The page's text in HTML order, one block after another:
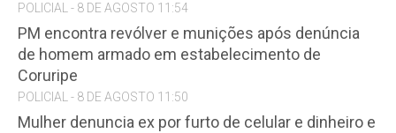
POLICIAL - 8 DE AGOSTO 11:54
PM encontra revólver e munições após denúncia
de homem armado em estabelecimento de
Coruripe
POLICIAL - 8 DE AGOSTO 11:50
Mulher denuncia ex por furto de celular e dinheiro e